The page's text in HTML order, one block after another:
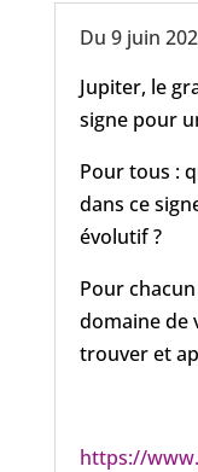
Du 9 juin
Jupiter, le
signe pour
Pour tous :
dans ce
évolutif ?
Pour
domaine de
trouver et
https://